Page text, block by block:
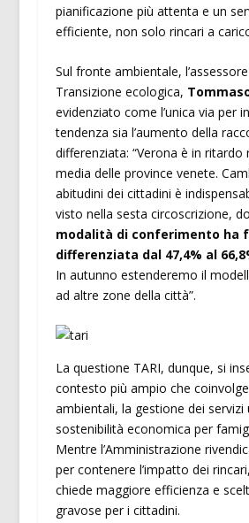
pianificazione più attenta e un
efficiente, non solo rincari a
Sul fronte ambientale,
Transizione ecologica,
evidenziato come l’unica via per
tendenza sia l’aumento della
differenziata: “Verona è in ritardo
media delle province venete.
abitudini dei cittadini è
visto nella sesta circoscrizione,
modalità di conferimento ha
differenziata dal 47,4% al
In autunno estenderemo il
ad altre zone della città”.
La questione TARI, dunque, si
contesto più ampio che
ambientali, la gestione dei servizi
sostenibilità economica per
Mentre l’Amministrazione
per contenere l’impatto dei
chiede maggiore efficienza e
gravose per i cittadini.